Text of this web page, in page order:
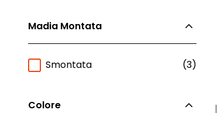
Madia Montata
Smontata (3)
Colore